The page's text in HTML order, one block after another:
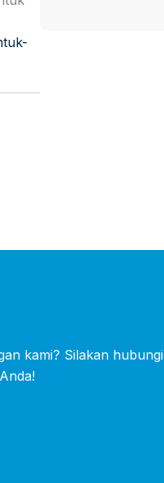
kami? Silakan hubungi